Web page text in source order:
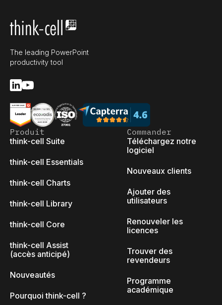
The leading PowerPoint
productivity tool
Produit
think-cell Suite
think-cell Essentials
think-cell Charts
think-cell Library
think-cell Core
think-cell Assist
(accès anticipé)
Nouveautés
Pourquoi think-cell ?
Commander
Téléchargez notre
logiciel
Nouveaux clients
Ajouter des
utilisateurs
Renouveler les
licences
Trouver des
revendeurs
Programme
académique